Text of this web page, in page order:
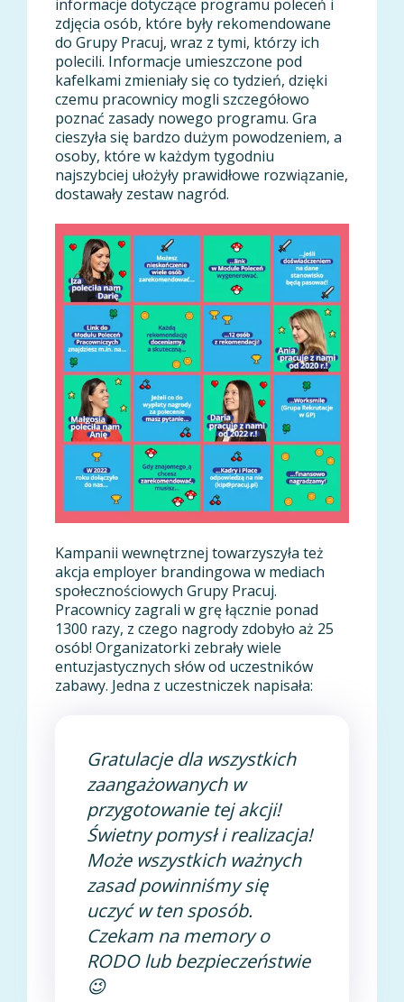
informacje dotyczące programu poleceń i
zdjęcia osób, które były rekomendowane
do Grupy Pracuj, wraz z tymi, którzy ich
polecili. Informacje umieszczone pod
kafelkami zmieniały się co tydzień, dzięki
czemu pracownicy mogli szczegółowo
poznać zasady nowego programu. Gra
cieszyła się bardzo dużym powodzeniem, a
osoby, które w każdym tygodniu
najszybciej ułożyły prawidłowe rozwiązanie,
dostawały zestaw nagród.
Kampanii wewnętrznej towarzyszyła też
akcja employer brandingowa w mediach
społecznościowych Grupy Pracuj.
Pracownicy zagrali w grę łącznie ponad
1300 razy, z czego nagrody zdobyło aż 25
osób! Organizatorki zebrały wiele
entuzjastycznych słów od uczestników
zabawy. Jedna z uczestniczek napisała:
Gratulacje dla wszystkich
zaangażowanych w
przygotowanie tej akcji!
Świetny pomysł i realizacja!
Może wszystkich ważnych
zasad powinniśmy się
uczyć w ten sposób.
Czekam na memory o
RODO lub bezpieczeństwie
😉